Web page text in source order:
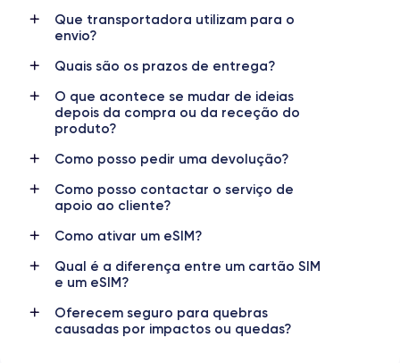
Resolução de vídeo
4K - 3840 x 2160 px
Carregamento rápido
4325 mAh eSIM
Rede móvel
5G Sim, para todos os operadores
Que transportadora utilizam para o
envio?
Quais são os prazos de entrega?
O que acontece se mudar de ideias
depois da compra ou da receção do
produto?
Como posso pedir uma devolução?
Como posso contactar o serviço de
apoio ao cliente?
Como ativar um eSIM?
Qual é a diferença entre um cartão SIM
e um eSIM?
Oferecem seguro para quebras
causadas por impactos ou quedas?